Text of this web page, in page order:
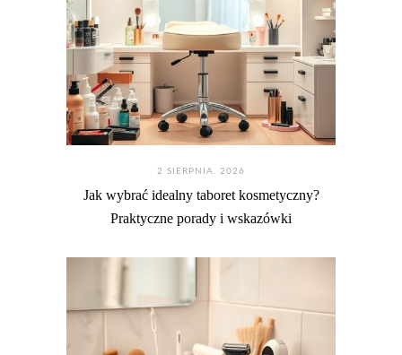
2 SIERPNIA. 2026
Jak wybrać idealny taboret kosmetyczny?
Praktyczne porady i wskazówki